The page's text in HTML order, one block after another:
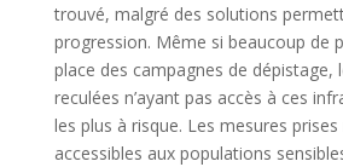
trouvé, malgré des solutions
progression. Même si beaucoup de
place des campagnes de dépistage,
reculées n’ayant pas accès à ces
les plus à risque. Les mesures prises
accessibles aux populations